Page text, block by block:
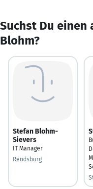
Suchst Du einen
Blohm?
Stefan Blohm-
Sievers
IT Manager
Rendsburg